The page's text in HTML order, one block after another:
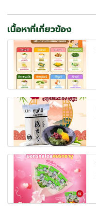
เนื้อหาที่เกี่ยวข้อง